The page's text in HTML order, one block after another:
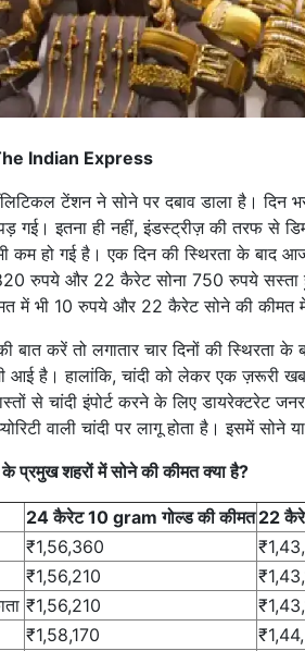
Indian Express
टेंशन ने सोने पर दबाव डाला है।
गई। इतना ही नहीं, इंडस्ट्रीज़ की तरफ से
कम हो गई है। एक दिन की स्थिरता के
रुपये और 22 कैरेट सोना 750 रुपये सस्ता
में भी 10 रुपये और 22 कैरेट सोने की कीमत
बात करें तो लगातार चार दिनों की
आई है। हालांकि, चांदी को लेकर एक ज़रूरी
से चांदी इंपोर्ट करने के लिए
वाली चांदी पर लागू होता है। इसमें
प्रमुख शहरों में सोने की कीमत क्या है?
24 कैरेट 10 gram गोल्ड की कीमत 22
₹1,56,360
₹1,56,210
₹1,56,210
₹1,58,170